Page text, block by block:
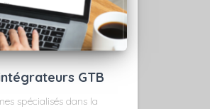
GTB
spécialisés dans la